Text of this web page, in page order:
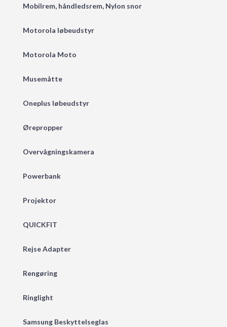
Mobilrem, håndledsrem, Nylon snor
Motorola løbeudstyr
Motorola Moto
Musemåtte
Oneplus løbeudstyr
Ørepropper
Overvågningskamera
Powerbank
Projektor
QUICKFIT
Rejse Adapter
Rengøring
Ringlight
Samsung Beskyttelseglas